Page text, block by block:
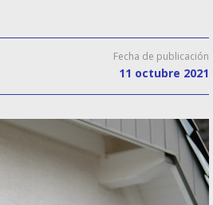
Fecha de publicación
11 octubre 2021